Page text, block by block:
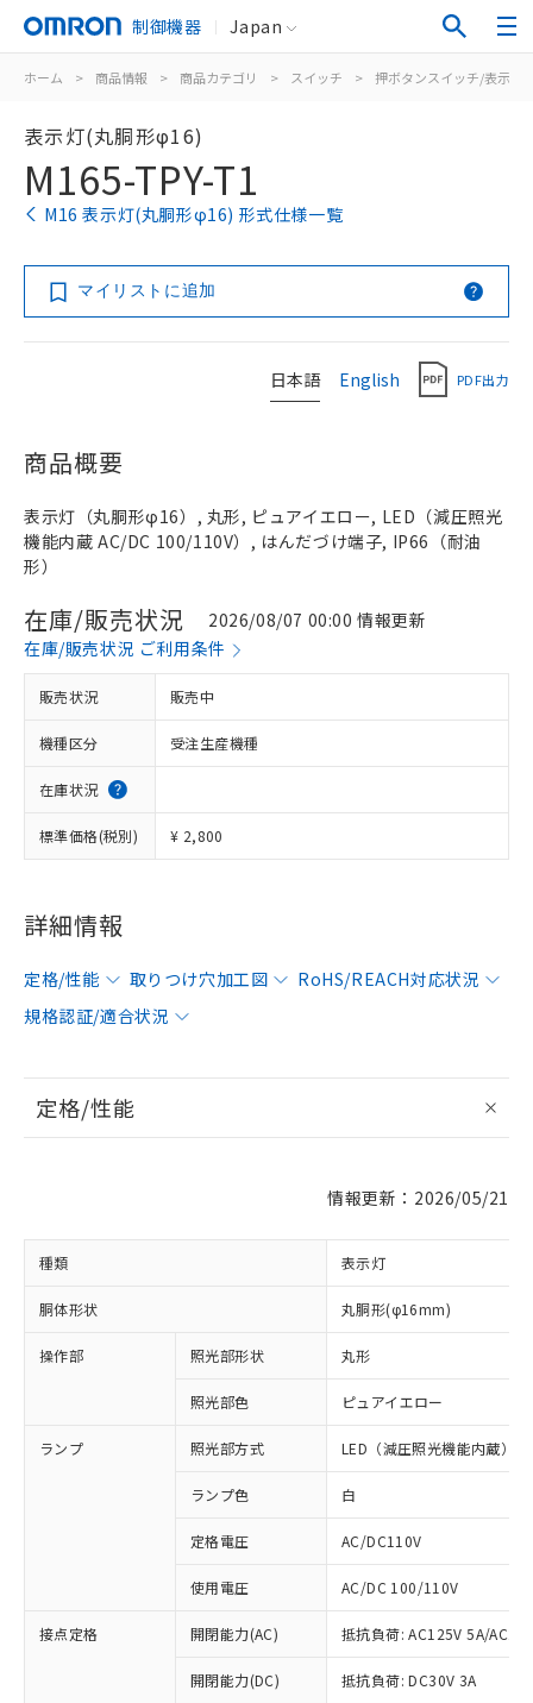
制御機器 Japan
ホーム > 商品情報 > 商品カテゴリ > スイッチ > 押ボタンスイッチ/表示灯
表示灯(丸胴形φ16)
M165-TPY-T1
M16 表示灯(丸胴形φ16) 形式仕様一覧
マイリストに追加
日本語 English PDF出力
商品概要
表示灯（丸胴形φ16）, 丸形, ピュアイエロー, LED（減圧照光
機能内蔵 AC/DC 100/110V）, はんだづけ端子, IP66（耐油
形）
在庫/販売状況
2026/08/07 00:00 情報更新
在庫/販売状況 ご利用条件
販売状況 販売中
機種区分 受注生産機種
在庫状況
標準価格(税別) ¥ 2,800
詳細情報
定格/性能 取りつけ穴加工図
RoHS/REACH対応状況
規格認証/適合状況
定格/性能
情報更新：2026/05/21
種類 表示灯
胴体形状 丸胴形(φ16mm)
操作部 照光部形状 丸形
照光部色 ピュアイエロー
ランプ 照光部方式 LED（減圧照光機能内蔵）
ランプ色 白
定格電圧 AC/DC110V
使用電圧 AC/DC 100/110V
接点定格 開閉能力(AC) 抵抗負荷: AC125V 5A/
開閉能力(DC) 抵抗負荷: DC30V 3A